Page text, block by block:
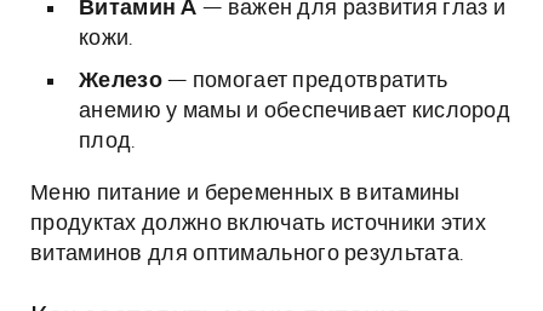
Витамин A — важен для развития глаз и
кожи.
Железо— помогает предотвратить
анемию у мамы и обеспечивает кислород
плод.
Меню питание и беременных в витамины
продуктах должно включать источники этих
витаминов для оптимального результата.